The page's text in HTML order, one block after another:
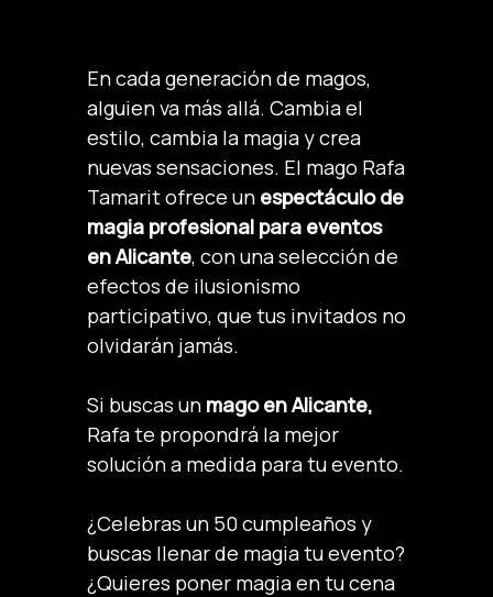
En cada generación de magos,
alguien va más allá. Cambia el
estilo, cambia la magia y crea
nuevas sensaciones. El mago Rafa
Tamarit ofrece un espectáculo de
magia profesional para eventos
en Alicante, con una selección de
efectos de ilusionismo
participativo, que tus invitados no
olvidarán jamás.
Si buscas un mago en Alicante,
Rafa te propondrá la mejor
solución a medida para tu evento.
¿Celebras un 50 cumpleaños y
buscas llenar de magia tu evento?
¿Quieres poner magia en tu cena